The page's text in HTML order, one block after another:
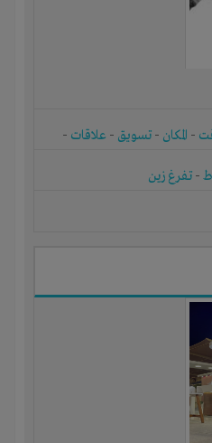
- المكان - تسويق - علاقات -
- تفرغ زين